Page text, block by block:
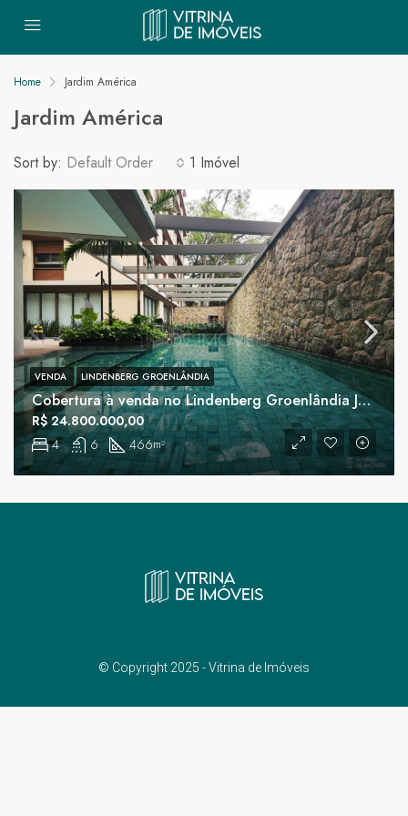
Home Jardim América
Jardim América
1 Imóvel
Sort by: Default Order
Cobertura à venda no Lindenberg Groenlândia Jardim América
4 6 466m²
R$ 24.800.000,00
VENDA LINDENBERG GROENLÂNDIA
© Copyright 2025 - Vitrina de Imóveis